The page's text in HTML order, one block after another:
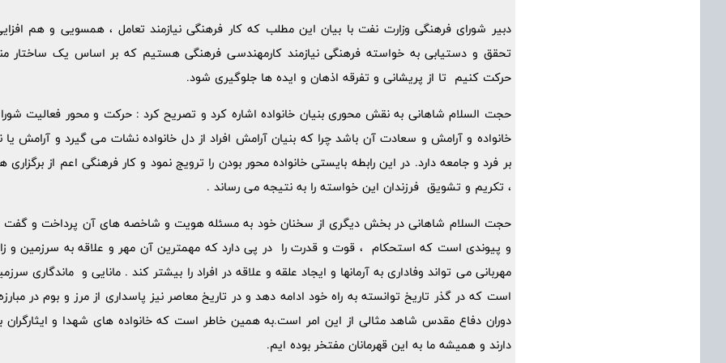
دبیر شورای فرهنگی وزارت نفت با بیان این مطلب که کار فرهنگی نیازمند تعامل ، همسویی و هم
تحقق و دستیابی به خواسته فرهنگی نیازمند کارمهندسی فرهنگی هستیم که بر اساس یک ساختار
حرکت کنیم تا از پریشانی و تفرقه اذهان و ایده ها جلوگیری شود.
حجت السلام شاهانی به نقش محوری بنیان خانواده اشاره کرد و تصریح کرد : حرکت و محور فعالیت
خانواده و آرامش و سعادت آن باشد چرا که بنیان آرامش افراد از دل خانواده نشات می گیرد و آرامش یا
بر فرد و جامعه دارد. در این رابطه بایستی خانواده محور بودن را ترویج نمود و کار فرهنگی اعم از
، تکریم و تشویق فرزندان این خواسته را به نتیجه می رساند .
حجت السلام شاهانی در بخش دیگری از سخنان خود به مسئله هویت و شاخصه های آن پرداخت و
و پیوندی است که استحکام ، قوت و قدرت را در پی دارد که مهمترین آن مهر و علاقه به سرزمین و
مهربانی می تواند وفاداری به آرمانها و ایجاد علقه و علاقه در افراد را بیشتر کند . مانایی و
است که در گذر تاریخ توانسته به راه خود ادامه دهد و در تاریخ معاصر نیز پاسداری از مرز و بوم در
دوران دفاع مقدس شاهد مثالی از این امر است.به همین خاطر است که خانواده های شهدا و ایثارگران
دارند و همیشه ما به این قهرمانان مفتخر بوده ایم.